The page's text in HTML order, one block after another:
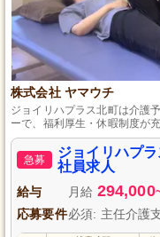
株式会社 ヤマウチ
ジョイリハプラス北町は介護
ーで、福利厚生・休暇制度が
域の方々をサポートするとと
ます。
急募
ジョイリハプ
社員求人
給与 月給 294,000
応募要件必須: 主任介護